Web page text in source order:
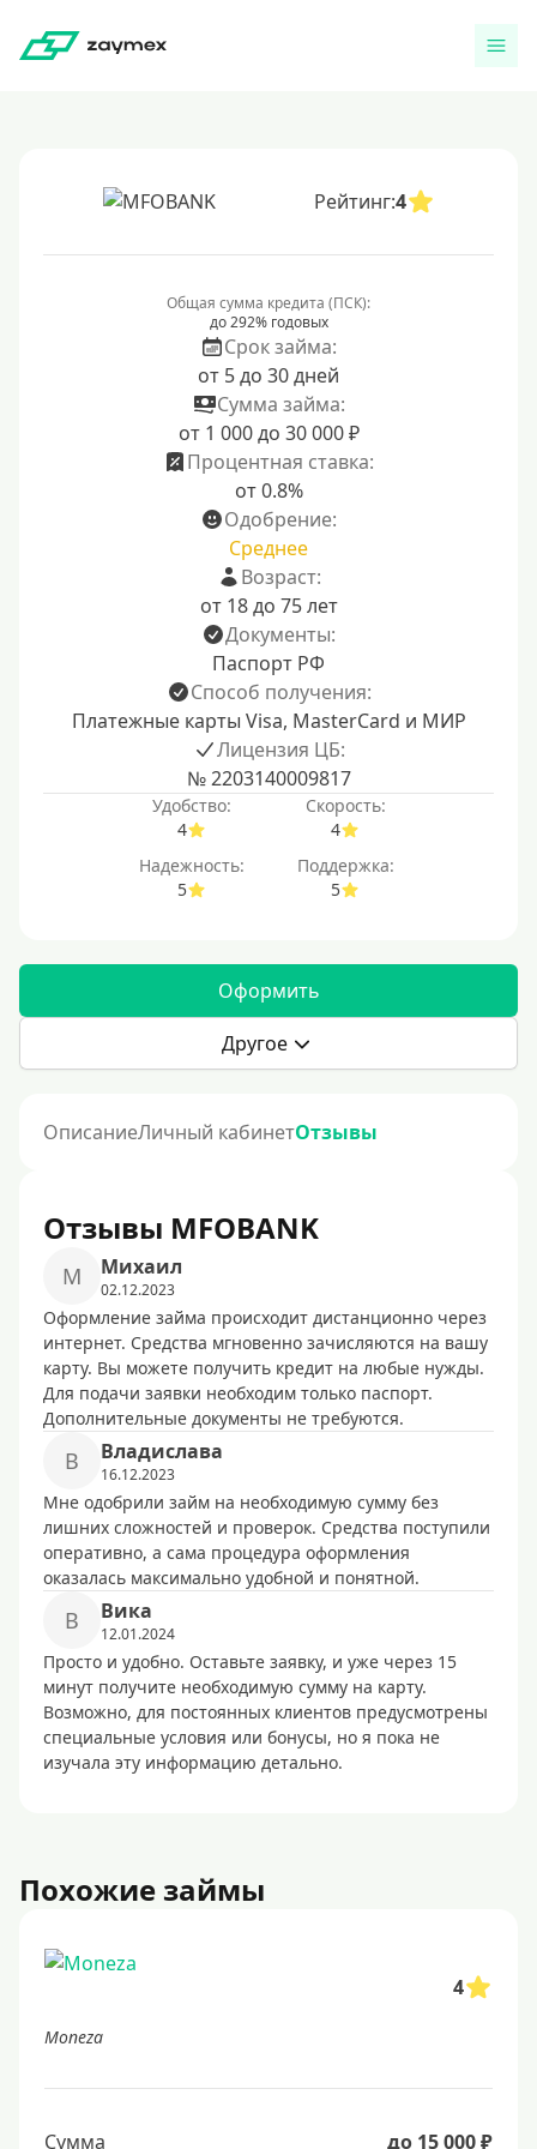
Рейтинг:4
Общая сумма кредита (ПСК):
до 292% годовых
Срок займа:
от 5 до 30 дней
Сумма займа:
от 1 000 до 30 000 ₽
Процентная ставка:
от 0.8%
Одобрение:
Среднее
Возраст:
от 18 до 75 лет
Документы:
Паспорт РФ
Способ получения:
Платежные карты Visa, MasterCard и МИР
Лицензия ЦБ:
№ 2203140009817
Удобство:
4
Скорость:
4
Надежность:
5
Поддержка:
5
Оформить
Другое
ОписаниеЛичный кабинетОтзывы
Отзывы MFOBANK
M Mиxaил
02.12.2023
Оформление займа происходит дистанционно через
интернет. Средства мгновенно зачисляются на вашу
карту. Вы можете получить кредит на любые нужды.
Для подачи заявки необходим только паспорт.
Дополнительные документы не требуются.
B Bлaдиcлaвa
16.12.2023
Мне одобрили займ на необходимую сумму без
лишних сложностей и проверок. Средства поступили
оперативно, а сама процедура оформления
оказалась максимально удобной и понятной.
B Bикa
12.01.2024
Просто и удобно. Оставьте заявку, и уже через 15
минут получите необходимую сумму на карту.
Возможно, для постоянных клиентов предусмотрены
специальные условия или бонусы, но я пока не
изучала эту информацию детально.
Похожие займы
4
Moneza
Сумма до 15 000 ₽